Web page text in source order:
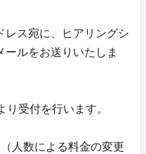
ス宛に、ヒアリングシ
ルをお送りいたしま
受付を行います。
人数による料金の変更